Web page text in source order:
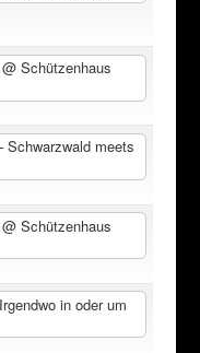
@ Schützenhaus
Schwarzwald meets
@ Schützenhaus
in oder um